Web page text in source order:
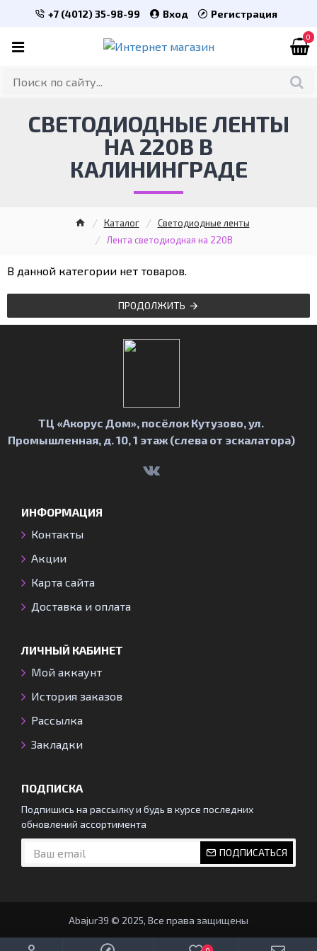
+7 (4012) 35-98-99 Вход Регистрация
0
Каталог
Светодиодные ленты
Лента светодиодная на 220В
СВЕТОДИОДНЫЕ ЛЕНТЫ
НА 220В В
КАЛИНИНГРАДЕ
В данной категории нет товаров.
ПРОДОЛЖИТЬ
ТЦ «Акорус Дом», посёлок Кутузово, ул.
Промышленная, д. 10, 1 этаж (слева от эскалатора)
ИНФОРМАЦИЯ
Контакты
Акции
Карта сайта
Доставка и оплата
ЛИЧНЫЙ КАБИНЕТ
Мой аккаунт
История заказов
Рассылка
Закладки
ПОДПИСКА
Подпишись на рассылку и будь в курсе последних
обновлений ассортимента
ПОДПИСАТЬСЯ
Abajur39 © 2025, Все права защищены